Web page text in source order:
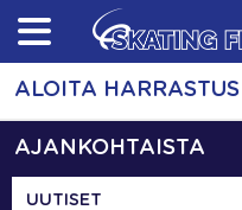
Skip
content
ALOITA HARRASTUS
AJANKOHTAISTA
UUTISET